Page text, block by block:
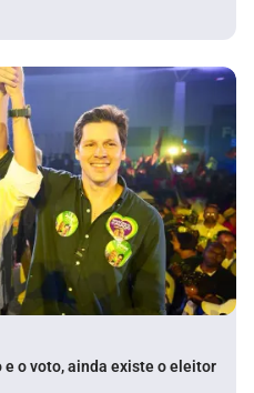
o voto, ainda existe o eleitor